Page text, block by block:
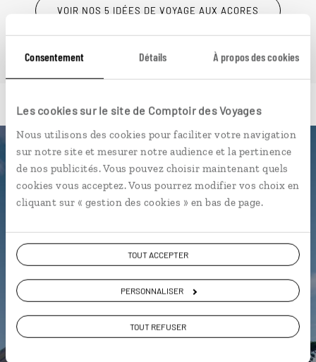
Consentement Détails À propos des cookies
Les cookies sur le site de Comptoir des Voyages
Nous utilisons des cookies pour faciliter votre navigation
sur notre site et mesurer notre audience et la pertinence
de nos publicités. Vous pouvez choisir maintenant quels
cookies vous acceptez. Vous pourrez modifier vos choix en
cliquant sur « gestion des cookies » en bas de page.
TOUT ACCEPTER
PERSONNALISER
TOUT REFUSER
VOIR NOS 5 IDÉES DE VOYAGE AUX AÇORES
Luciole,
l'appli qui vous guide aux Açores
L’itinéraire vers votrequintaen 1
clic
chaude pour se baigner
Les plus beauxmiradouros